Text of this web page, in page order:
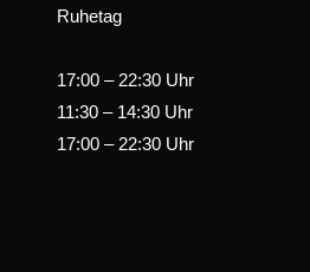
Ruhetag
17:00 – 22:30 Uhr
11:30 – 14:30 Uhr
17:00 – 22:30 Uhr